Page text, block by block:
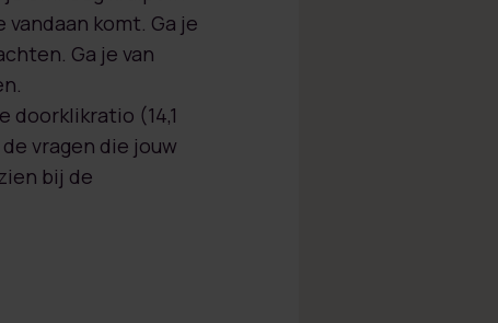
komt. Ga je
Ga je van
doorklikratio (14,1
vragen die jouw
bij de